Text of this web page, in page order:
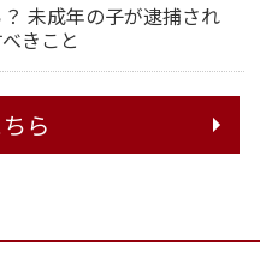
未成年の子が逮捕され
きこと
ら